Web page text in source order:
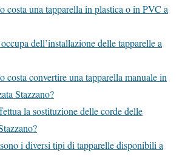
costa una tapparella in plastica o in PVC a
dell’installazione delle tapparelle a
costa convertire una tapparella manuale in
Stazzano?
la sostituzione delle corde delle
i diversi tipi di tapparelle disponibili a